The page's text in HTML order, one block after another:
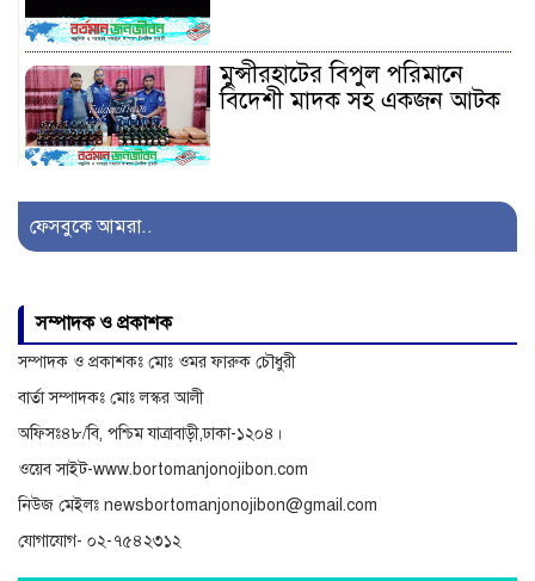
মুন্সীরহাটের বিপুল পরিমানে
বিদেশী মাদক সহ একজন আটক
সাজেকগামী পর্যটকবাহী যানবাহন
সেনাবাহিনী
বিরুদ্ধে অনুসন্ধান
ফেসবুকে আমরা..
সম্পাদক ও প্রকাশক
সম্পাদক ও প্রকাশকঃ মোঃ ওমর ফারুক চৌধুরী
বার্তা সম্পাদকঃ মোঃ লস্কর আলী
অফিসঃ৪৮/বি, পশ্চিম যাত্রাবাড়ী,ঢাকা-১২০৪।
ওয়েব সাইট-www.bortomanjonojibon.com
নিউজ মেইলঃ newsbortomanjonojibon@gmail.com
যোগাযোগ- ০২-৭৫৪২৩১২